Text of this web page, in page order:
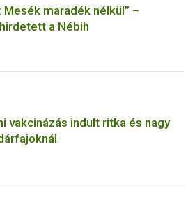
maradék nélkül” –
a Nébih
vakcinázás indult ritka és nagy